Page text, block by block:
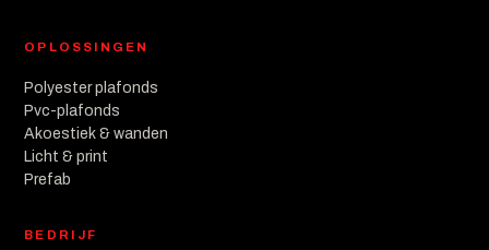
OPLOSSINGEN
Polyester plafonds
Pvc-plafonds
Akoestiek & wanden
Licht & print
Prefab
BEDRIJF